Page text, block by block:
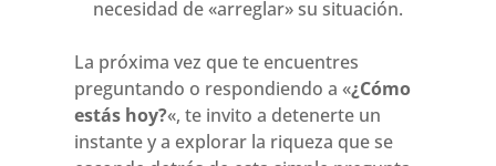
necesidad de «arreglar» su situación.
La próxima vez que te encuentres
preguntando o respondiendo a «¿Cómo
estás hoy?«, te invito a detenerte un
instante y a explorar la riqueza que se